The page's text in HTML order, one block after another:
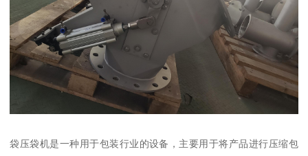
袋压袋机是一种用于包装行业的设备，主要用于将产品进行压缩包